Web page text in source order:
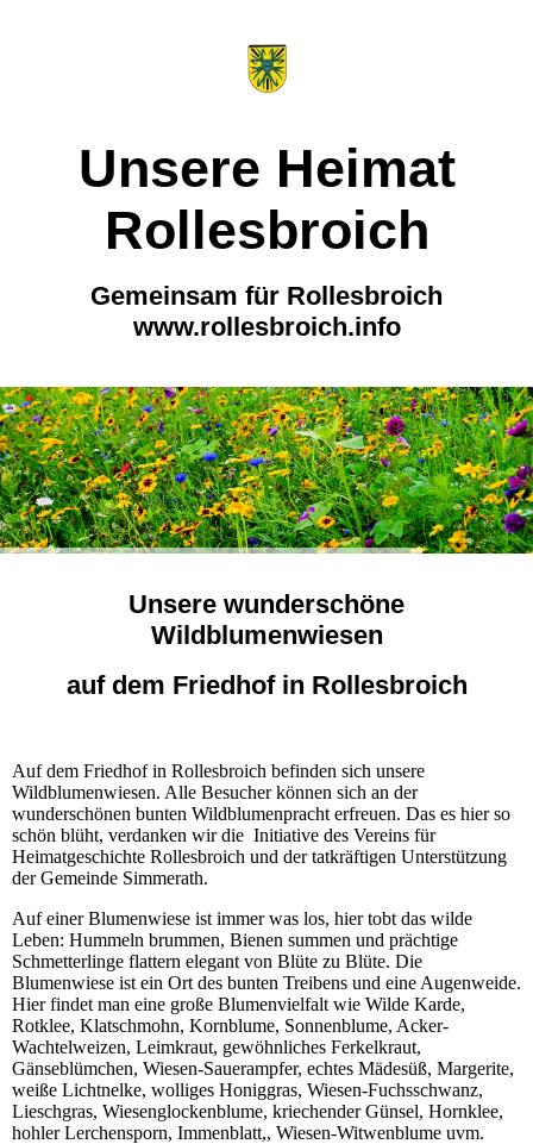
Unsere Heimat
Rollesbroich
Gemeinsam für Rollesbroich
www.rollesbroich.info
Unsere wunderschöne
Wildblumenwiesen
auf dem Friedhof in Rollesbroich
Auf dem Friedhof in Rollesbroich befinden sich unsere
Wildblumenwiesen. Alle Besucher können sich an der
wunderschönen bunten Wildblumenpracht erfreuen. Das es hier so
schön blüht, verdanken wir die Initiative des Vereins für
Heimatgeschichte Rollesbroich und der tatkräftigen Unterstützung
der Gemeinde Simmerath.
Auf einer Blumenwiese ist immer was los, hier tobt das wilde
Leben: Hummeln brummen, Bienen summen und prächtige
Schmetterlinge flattern elegant von Blüte zu Blüte. Die
Blumenwiese ist ein Ort des bunten Treibens und eine Augenweide.
Hier findet man eine große Blumenvielfalt wie Wilde Karde,
Rotklee, Klatschmohn, Kornblume, Sonnenblume, Acker-
Wachtelweizen, Leimkraut, gewöhnliches Ferkelkraut,
Gänseblümchen, Wiesen-Sauerampfer, echtes Mädesüß, Margerite,
weiße Lichtnelke, wolliges Honiggras, Wiesen-Fuchsschwanz,
Lieschgras, Wiesenglockenblume, kriechender Günsel, Hornklee,
hohler Lerchensporn, Immenblatt,, Wiesen-Witwenblume uvm.